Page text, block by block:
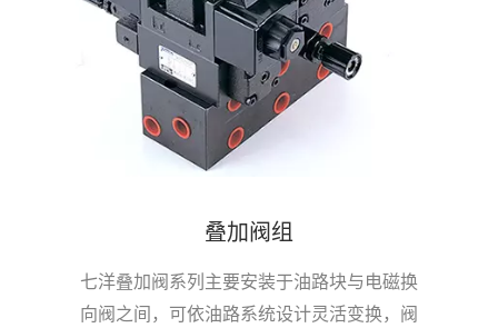
叠加阀组
七洋叠加阀系列主要安装于油路块与电磁换
向阀之间，可依油路系统设计灵活变换，阀